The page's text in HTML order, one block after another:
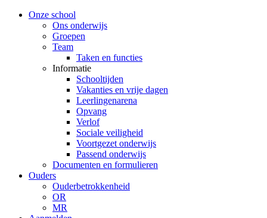
Onze school
Ons onderwijs
Groepen
Team
Taken en functies
Informatie
Schooltijden
Vakanties en vrije dagen
Leerlingenarena
Opvang
Verlof
Sociale veiligheid
Voortgezet onderwijs
Passend onderwijs
Documenten en formulieren
Ouders
Ouderbetrokkenheid
OR
MR